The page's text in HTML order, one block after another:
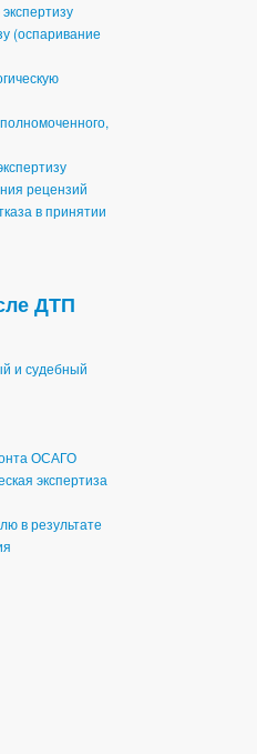
(оспаривание
рецензий
в принятии
ДТП
и судебный
ОСАГО
экспертиза
в результате